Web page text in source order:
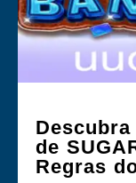
de
Regras